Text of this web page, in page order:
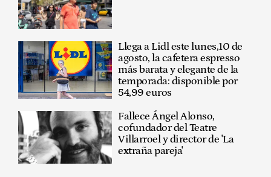
Llega a Lidl este lunes,10 de
agosto, la cafetera espresso
más barata y elegante de la
temporada: disponible por
54,99 euros
Fallece Ángel Alonso,
cofundador del Teatre
Villarroel y director de 'La
extraña pareja'